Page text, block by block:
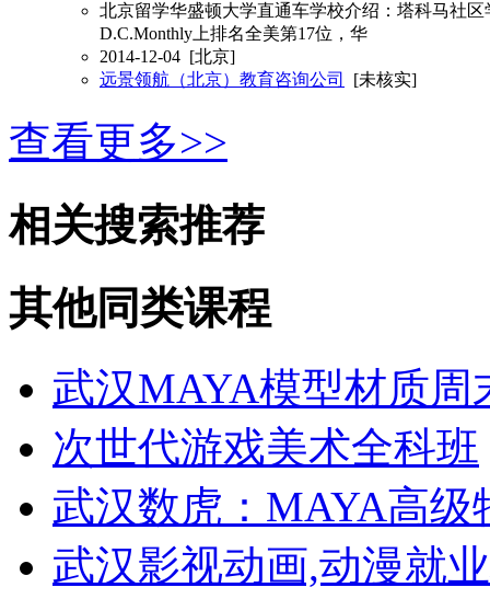
北京留学华盛顿大学直通车学校介绍：塔科马社
D.C.Monthly上排名全美第17位，华
2014-12-04 [北京]
远景领航（北京）教育咨询公司
[未核实]
查看更多>>
相关搜索推荐
其他同类课程
武汉MAYA模型材质周
次世代游戏美术全科班
武汉数虎：MAYA高级
武汉影视动画,动漫就